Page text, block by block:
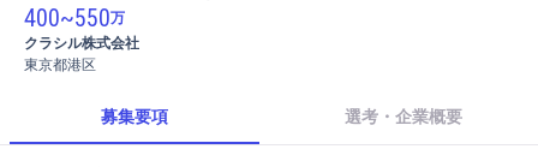
400~550万
クラシル株式会社
東京都港区
募集要項 選考・企業概要